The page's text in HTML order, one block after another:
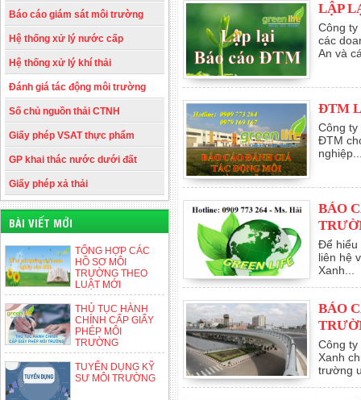
Báo cáo giám sát môi trường
Hệ thống xử lý nước cấp
Hệ thống xử lý khí thải
Đánh giá tác động môi trường
Số chủ nguồn thải CTNH
Giấy phép VSAT thực phẩm
GP khai thác nước dưới đất
Giấy phép xả thải
BÀI VIẾT MỚI
TỔNG HỢP CÁC
HỒ SƠ MÔI
TRƯỜNG THEO
LUẬT MỚI
THỦ TỤC HÀNH
CHÍNH CẤP GIẤY
PHÉP MÔI
TRƯỜNG
TUYỂN DỤNG KỸ
SƯ MÔI TRƯỜNG
LẬP
Công ty
các
An và
ĐTM
Công ty
ĐTM
BÁO
Để hiểu
liên hệ
Xanh...
BÁO
Công ty
Xanh
trường